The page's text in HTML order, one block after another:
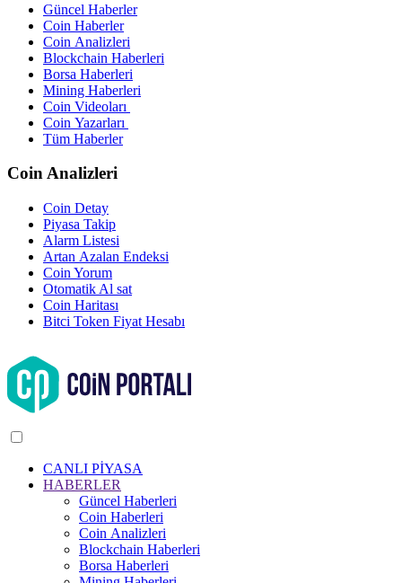
Güncel Haberler
Coin Haberler
Coin Analizleri
Blockchain Haberleri
Borsa Haberleri
Mining Haberleri
Coin Videoları
Coin Yazarları
Tüm Haberler
Coin Analizleri
Coin Detay
Piyasa Takip
Alarm Listesi
Artan Azalan Endeksi
Coin Yorum
Otomatik Al sat
Coin Haritası
Bitci Token Fiyat Hesabı
CANLI PİYASA
HABERLER
Güncel Haberleri
Coin Haberleri
Coin Analizleri
Blockchain Haberleri
Borsa Haberleri